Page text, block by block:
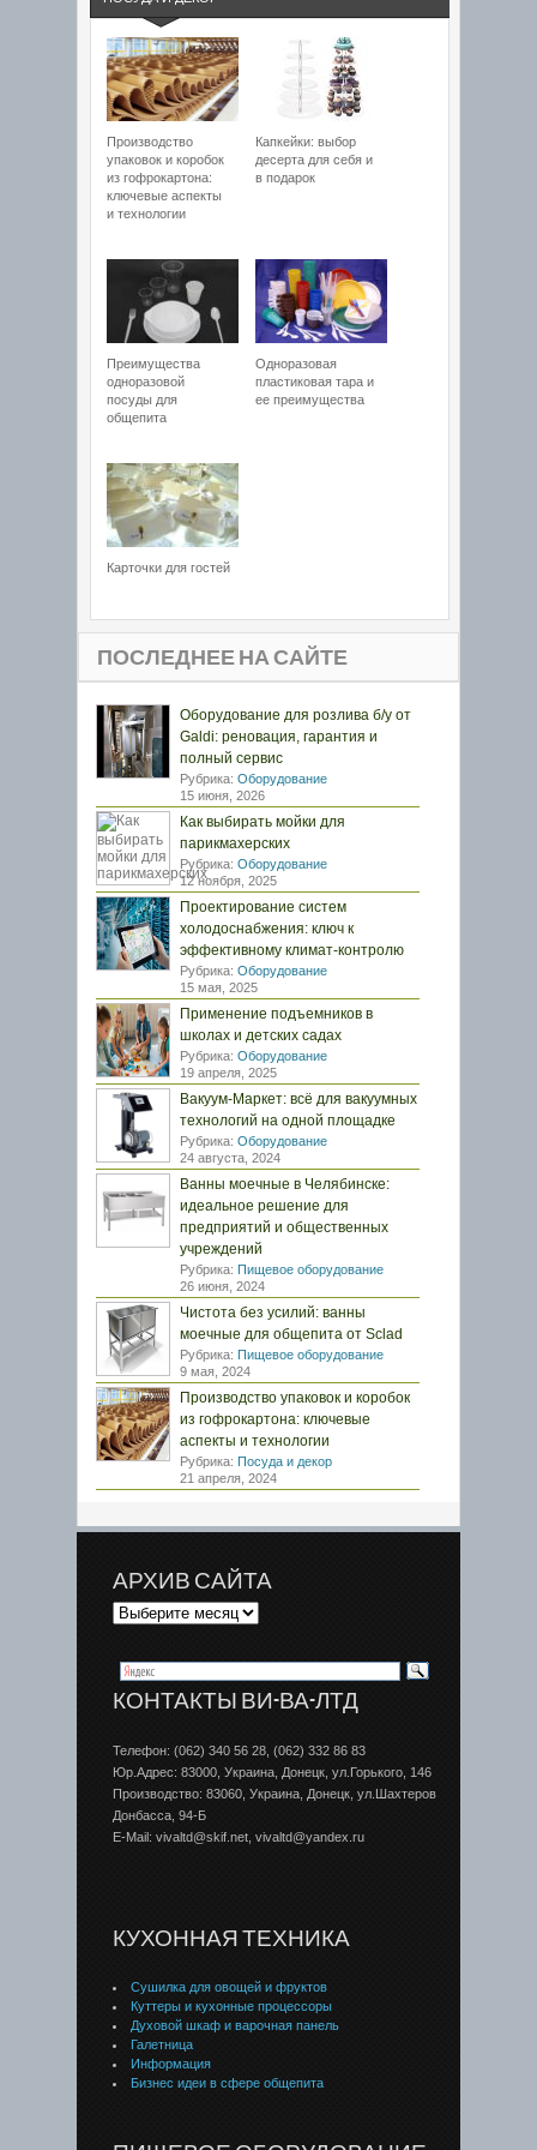
Производство
упаковок и коробок
из гофрокартона:
ключевые аспекты
и технологии
Капкейки: выбор
десерта для себя и
в подарок
Преимущества
одноразовой
посуды для
общепита
Одноразовая
пластиковая тара и
ее преимущества
Карточки для гостей
ПОСЛЕДНЕЕ НА САЙТЕ
Оборудование для розлива б/у от
Galdi: реновация, гарантия и
полный сервис
Рубрика: Оборудование
15 июня, 2026
Как выбирать мойки для
парикмахерских
Рубрика: Оборудование
12 ноября, 2025
Проектирование систем
холодоснабжения: ключ к
эффективному климат-контролю
Рубрика: Оборудование
15 мая, 2025
Применение подъемников в
школах и детских садах
Рубрика: Оборудование
19 апреля, 2025
Вакуум-Маркет: всё для вакуумных
технологий на одной площадке
Рубрика: Оборудование
24 августа, 2024
Ванны моечные в Челябинске:
идеальное решение для
предприятий и общественных
учреждений
Рубрика: Пищевое оборудование
26 июня, 2024
Чистота без усилий: ванны
моечные для общепита от Sclad
Рубрика: Пищевое оборудование
9 мая, 2024
Производство упаковок и коробок
из гофрокартона: ключевые
аспекты и технологии
Рубрика: Посуда и декор
21 апреля, 2024
АРХИВ САЙТА
КОНТАКТЫ ВИ-ВА-ЛТД
Телефон: (062) 340 56 28, (062) 332 86 83
Юр.Адрес: 83000, Украина, Донецк, ул.Горького, 146
Производство: 83060, Украина, Донецк, ул.Шахтеров
Донбаcса, 94-Б
E-Mail: vivaltd@skif.net, vivaltd@yandex.ru
КУХОННАЯ ТЕХНИКА
Сушилка для овощей и фруктов
Куттеры и кухонные процессоры
Духовой шкаф и варочная панель
Галетница
Информация
Бизнес идеи в сфере общепита